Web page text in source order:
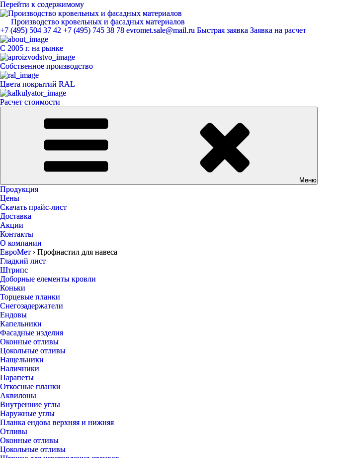
Перейти к содержимому
Производство кровельных и фасадных материалов
ЕвроМет
+7 (495) 504 37 42 +7 (495) 745 38 78 evromet.sale@mail.ru Быстрая заявка Заявка на расчет
С 2005 г. на рынке
Собственное производство
Цвета покрытий RAL
Расчет стоимости
Меню
Продукция
Цены
Скачать прайс-лист
Доставка
Акции
Контакты
О компании
ЕвроМет › Профнастил для навеса
Гладкий лист
Штрипс
Доборные елементы кровли
Коньки
Торцевые планки
Снегозадержатели
Ендовы
Капельники
Фасадные изделия
Оконные отливы
Цокольные отливы
Нащельники
Наличники
Парапеты
Откосные планки
Аквилоны
Внутренние углы
Наружные углы
Планка ендова верхняя и нижняя
Отливы
Оконные отливы
Цокольные отливы